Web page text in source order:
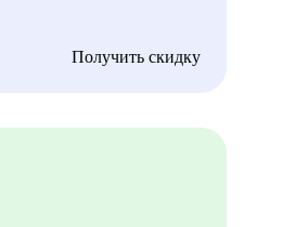
Получить скидку